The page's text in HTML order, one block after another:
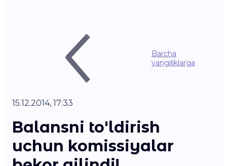
Barcha
yangiliklarga
15.12.2014, 17:33
Balansni to'ldirish
uchun komissiyalar